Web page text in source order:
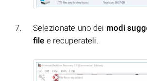
Selezionate uno dei modi
file e recuperateli.